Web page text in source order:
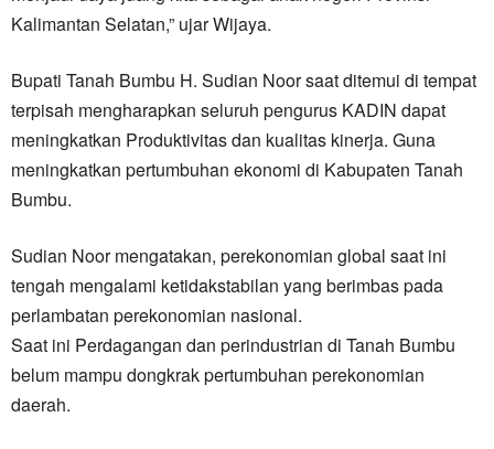
Kalimantan Selatan,” ujar Wijaya.
Bupati Tanah Bumbu H. Sudian Noor saat ditemui di tempat
terpisah mengharapkan seluruh pengurus KADIN dapat
meningkatkan Produktivitas dan kualitas kinerja. Guna
meningkatkan pertumbuhan ekonomi di Kabupaten Tanah
Bumbu.
Sudian Noor mengatakan, perekonomian global saat ini
tengah mengalami ketidakstabilan yang berimbas pada
perlambatan perekonomian nasional.
Saat ini Perdagangan dan perindustrian di Tanah Bumbu
belum mampu dongkrak pertumbuhan perekonomian
daerah.